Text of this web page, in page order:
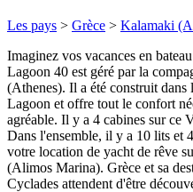
Les pays > Grèce > Kalamaki
Imaginez vos vacances en
Lagoon 40 est géré par la
(Athenes). Il a été construit dans
Lagoon et offre tout le confort
agréable. Il y a 4 cabines sur ce
Dans l'ensemble, il y a 10 lits et
votre location de yacht de rêve
(Alimos Marina). Grèce et sa
Cyclades attendent d'être